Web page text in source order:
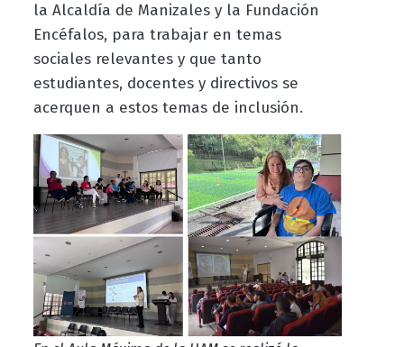
la Alcaldía de Manizales y la Fundación
Encéfalos, para trabajar en temas
sociales relevantes y que tanto
estudiantes, docentes y directivos se
acerquen a estos temas de inclusión.